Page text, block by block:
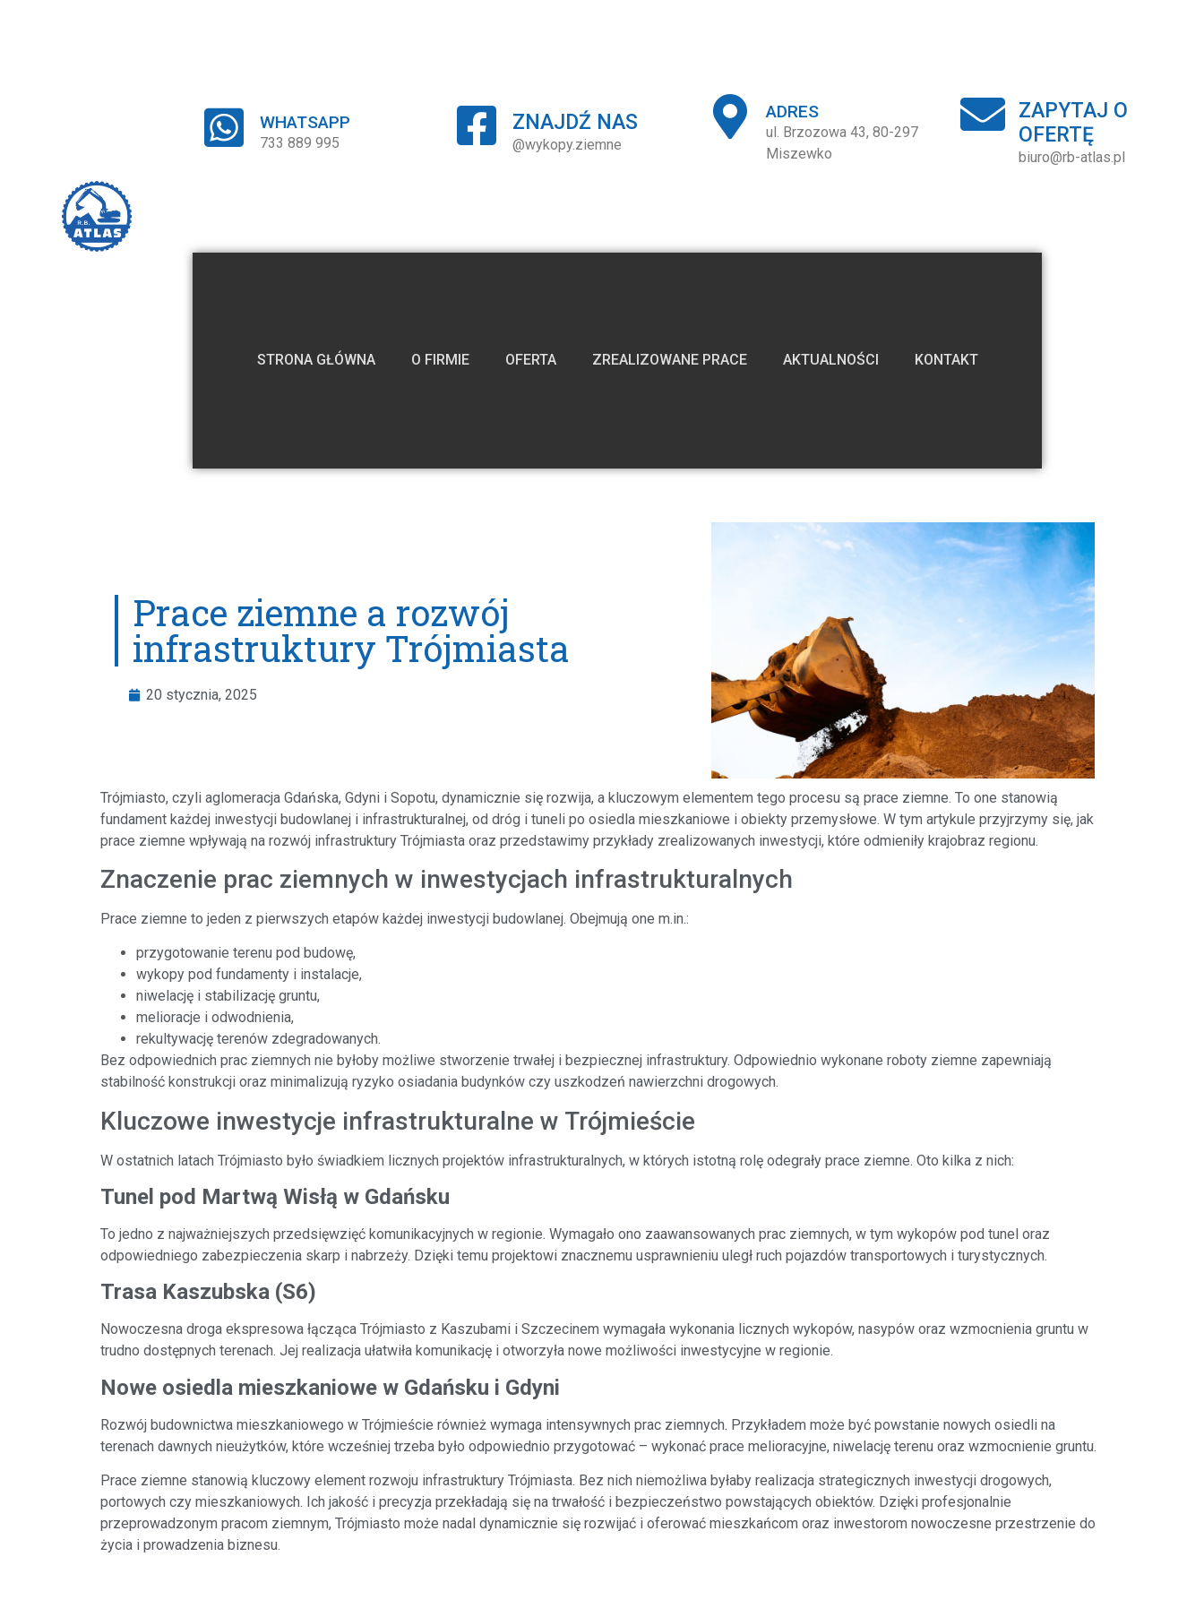
WHATSAPP
733 889 995
ZNAJDŹ NAS
@wykopy.ziemne
ADRES
ul. Brzozowa 43, 80-297
Miszewko
ZAPYTAJ O
OFERTĘ
biuro@rb-atlas.pl
STRONA GŁÓWNA O FIRMIE OFERTA ZREALIZOWANE PRACE AKTUALNOŚCI KONTAKT
Prace ziemne a rozwój
infrastruktury Trójmiasta
20 stycznia, 2025
Trójmiasto, czyli aglomeracja Gdańska, Gdyni i Sopotu, dynamicznie się rozwija, a kluczowym elementem tego procesu są prace ziemne. To one stanowią
fundament każdej inwestycji budowlanej i infrastrukturalnej, od dróg i tuneli po osiedla mieszkaniowe i obiekty przemysłowe. W tym artykule przyjrzymy się, jak
prace ziemne wpływają na rozwój infrastruktury Trójmiasta oraz przedstawimy przykłady zrealizowanych inwestycji, które odmieniły krajobraz regionu.
Znaczenie prac ziemnych w inwestycjach infrastrukturalnych
Prace ziemne to jeden z pierwszych etapów każdej inwestycji budowlanej. Obejmują one m.in.:
przygotowanie terenu pod budowę,
wykopy pod fundamenty i instalacje,
niwelację i stabilizację gruntu,
melioracje i odwodnienia,
rekultywację terenów zdegradowanych.
Bez odpowiednich prac ziemnych nie byłoby możliwe stworzenie trwałej i bezpiecznej infrastruktury. Odpowiednio wykonane roboty ziemne zapewniają
stabilność konstrukcji oraz minimalizują ryzyko osiadania budynków czy uszkodzeń nawierzchni drogowych.
Kluczowe inwestycje infrastrukturalne w Trójmieście
W ostatnich latach Trójmiasto było świadkiem licznych projektów infrastrukturalnych, w których istotną rolę odegrały prace ziemne. Oto kilka z nich:
Tunel pod Martwą Wisłą w Gdańsku
To jedno z najważniejszych przedsięwzięć komunikacyjnych w regionie. Wymagało ono zaawansowanych prac ziemnych, w tym wykopów pod tunel oraz
odpowiedniego zabezpieczenia skarp i nabrzeży. Dzięki temu projektowi znacznemu usprawnieniu uległ ruch pojazdów transportowych i turystycznych.
Trasa Kaszubska (S6)
Nowoczesna droga ekspresowa łącząca Trójmiasto z Kaszubami i Szczecinem wymagała wykonania licznych wykopów, nasypów oraz wzmocnienia gruntu w
trudno dostępnych terenach. Jej realizacja ułatwiła komunikację i otworzyła nowe możliwości inwestycyjne w regionie.
Nowe osiedla mieszkaniowe w Gdańsku i Gdyni
Rozwój budownictwa mieszkaniowego w Trójmieście również wymaga intensywnych prac ziemnych. Przykładem może być powstanie nowych osiedli na
terenach dawnych nieużytków, które wcześniej trzeba było odpowiednio przygotować – wykonać prace melioracyjne, niwelację terenu oraz wzmocnienie gruntu.
Prace ziemne stanowią kluczowy element rozwoju infrastruktury Trójmiasta. Bez nich niemożliwa byłaby realizacja strategicznych inwestycji drogowych,
portowych czy mieszkaniowych. Ich jakość i precyzja przekładają się na trwałość i bezpieczeństwo powstających obiektów. Dzięki profesjonalnie
przeprowadzonym pracom ziemnym, Trójmiasto może nadal dynamicznie się rozwijać i oferować mieszkańcom oraz inwestorom nowoczesne przestrzenie do
życia i prowadzenia biznesu.